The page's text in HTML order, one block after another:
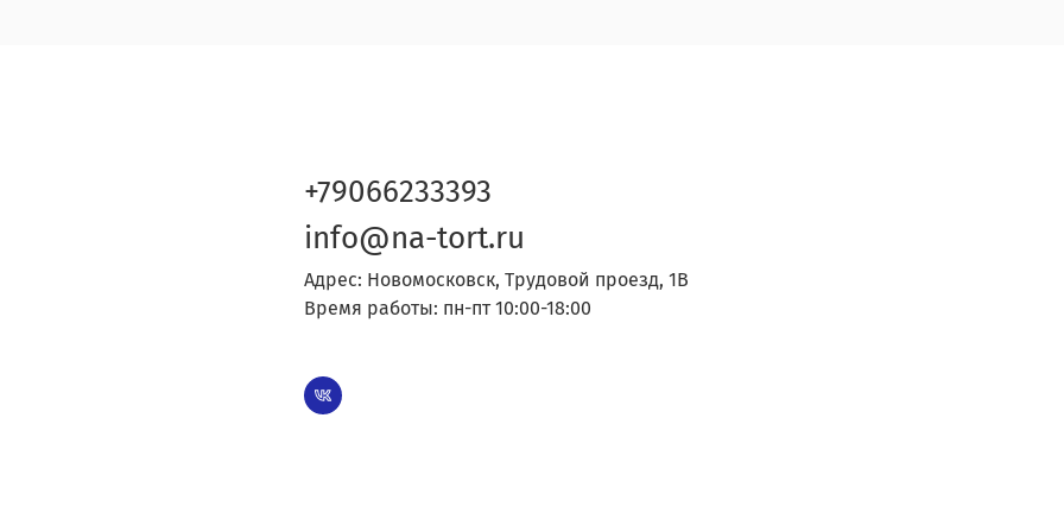
+79066233393
info@na-tort.ru
Адрес: Новомосковск, Трудовой проезд, 1В
Время работы: пн-пт 10:00-18:00